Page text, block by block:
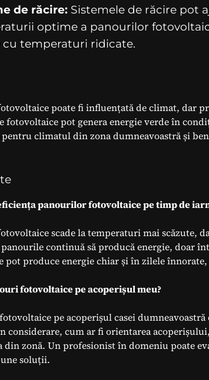
de răcire: Sistemele de răcire pot
optime a panourilor
cu temperaturi ridicate.
poate fi influențată de climat, dar
fotovoltaice pot genera energie verde în
climatul din zona dumneavoastră și
panourilor fotovoltaice pe timp de
scade la temperaturi mai scăzute,
panourile continuă să producă energie, doar
produce energie chiar și în zilele
fotovoltaice pe acoperișul meu?
pe acoperișul casei dumneavoastră
considerare, cum ar fi orientarea
zonă. Un profesionist în domeniu poate
soluții.